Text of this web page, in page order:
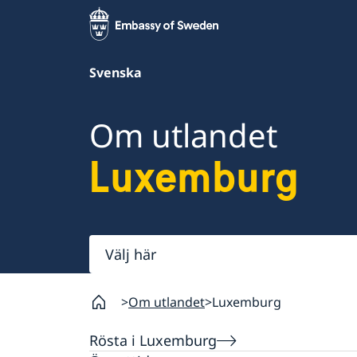
Svenska
Om utlandet
Luxemburg
Välj
här
Om utlandet Luxemburg
Rösta i Luxemburg